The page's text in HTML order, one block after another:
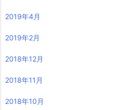
2019年4月
2019年2月
2018年12月
2018年11月
2018年10月